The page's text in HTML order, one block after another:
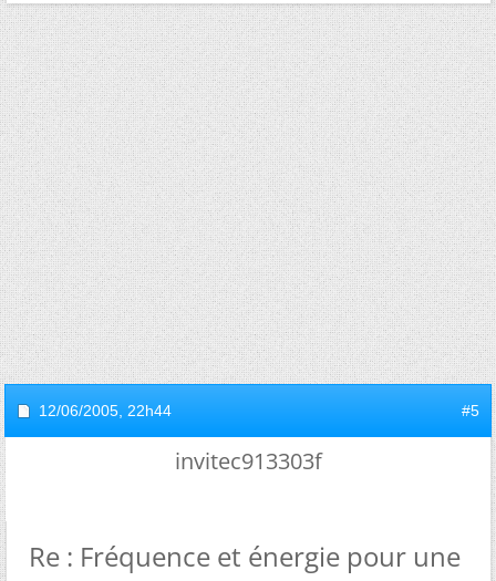
12/06/2005, 22h44 #5
invitec913303f
Re : Fréquence et énergie pour une